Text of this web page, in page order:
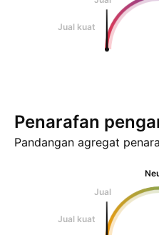
Jual kuat
Penarafan
Pandangan agregat
Jual
Jual kuat